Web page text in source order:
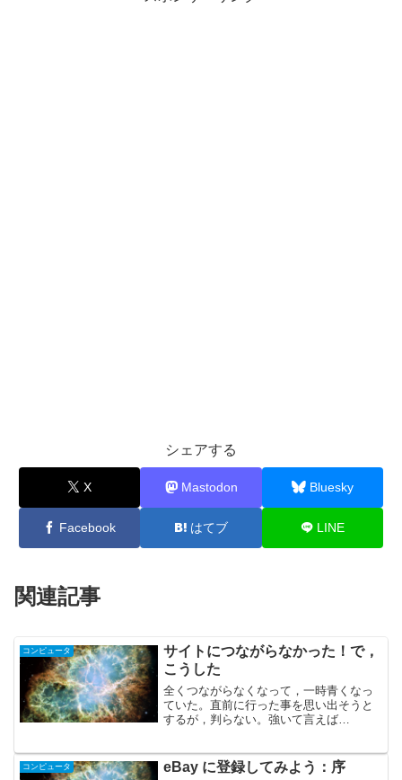
シェアする
X Mastodon Bluesky
Facebook はてブ LINE
関連記事
コンピュータ
サイトにつながらなかった！で，
こうした
全くつながらなくなって，一時青くなっ
ていた。直前に行った事を思い出そうと
するが，判らない。強いて言えば
く，どこをどういじれば良いのか。で，
過去...
コンピュータ eBay に登録してみよう：序